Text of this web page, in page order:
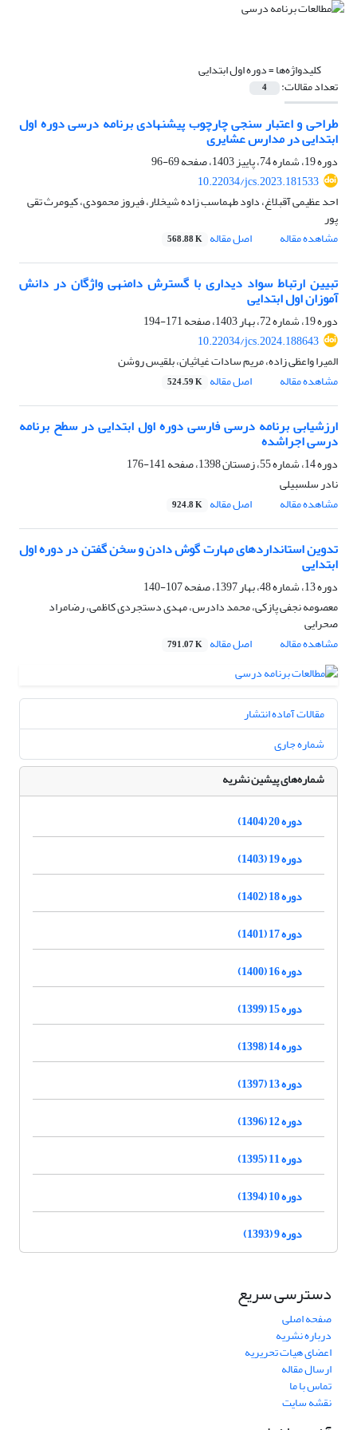
کلیدواژه‌ها =دوره اول ابتدایی
تعداد مقالات: 4
طراحی و اعتبار سنجی چارچوب پیشنهادی برنامه درسی دوره اول
ابتدایی در مدارس عشایری
دوره 19، شماره 74، پاییز 1403، صفحه
69-96
10.22034/jcs.2023.181533
احد عظیمی آقبلاغ، داود طهماسب زاده شیخلار، فیروز محمودی، کیومرث تقی
پور
مشاهده مقاله
اصل مقاله 568.88 K
تبیین ارتباط سواد دیداری با گسترش دامنه‏ی واژگان در دانش
آموزان اول ابتدایی
دوره 19، شماره 72، بهار 1403، صفحه
171-194
10.22034/jcs.2024.188643
المیرا واعظی زاده، مریم سادات غیاثیان، بلقیس روشن
مشاهده مقاله
اصل مقاله 524.59 K
ارزشیابی برنامه درسی فارسی دوره اول ابتدایی در سطح برنامه
درسی اجراشده
دوره 14، شماره 55، زمستان 1398، صفحه
141-176
نادر سلسبیلی
مشاهده مقاله
اصل مقاله 924.8 K
تدوین استانداردهای مهارت‌ گوش دادن و سخن گفتن در دوره اول
ابتدایی
دوره 13، شماره 48، بهار 1397، صفحه
107-140
معصومه نجفی پازکی، محمد دادرس، مهدی دستجردی کاظمی، رضامراد
صحرایی
مشاهده مقاله
اصل مقاله 791.07 K
مقالات آماده انتشار
شماره جاری
شماره‌های پیشین نشریه
دوره 20 (1404)
دوره 19 (1403)
دوره 18 (1402)
دوره 17 (1401)
دوره 16 (1400)
دوره 15 (1399)
دوره 14 (1398)
دوره 13 (1397)
دوره 12 (1396)
دوره 11 (1395)
دوره 10 (1394)
دوره 9 (1393)
دسترسی سریع
صفحه اصلی
درباره نشریه
اعضای هیات تحریریه
ارسال مقاله
تماس با ما
نقشه سایت